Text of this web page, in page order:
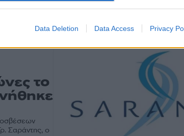
Data Deletion Data Access Privacy
το
Σαράντης, ο